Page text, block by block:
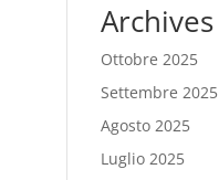
Archives
Ottobre 2025
Settembre 2025
Agosto 2025
Luglio 2025